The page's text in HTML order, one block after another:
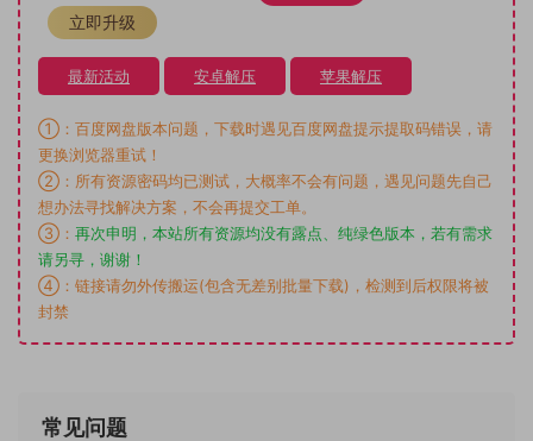
立即升级
最新活动 安卓解压 苹果解压
①：百度网盘版本问题，下载时遇见百度网盘提示提取码错误，请
更换浏览器重试！
②：所有资源密码均已测试，大概率不会有问题，遇见问题先自己
想办法寻找解决方案，不会再提交工单。
③： 再次申明，本站所有资源均没有露点、纯绿色版本，若有需求
请另寻，谢谢！
④：链接请勿外传搬运(包含无差别批量下载)，检测到后权限将被
封禁
常见问题